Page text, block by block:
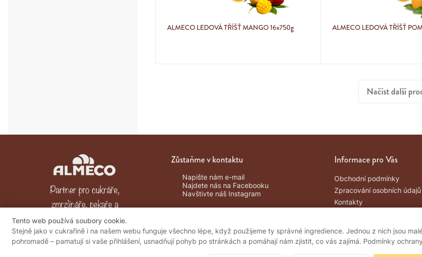
ALMECO LEDOVÁ TŘÍŠŤ MANGO 16x750g ALMECO LEDOVÁ TŘÍŠŤ
Načíst další
Zůstaňme v kontaktu
Napište nám e-mail
Najdete nás na Facebooku
Navštivte náš Instagram
Informace pro Vás
Obchodní podmínky
Zpracování osobních údajů
Kontakty
Tento web používá soubory cookie.
Stejně jako v cukrařině i na našem webu funguje všechno lépe, když použijeme ty správné ingredience. Jednou z nich jsou
pohromadě – pamatují si vaše přihlášení, usnadňují pohyb po stránkách a pomáhají nám zjistit, co vás zajímá. Podmínky